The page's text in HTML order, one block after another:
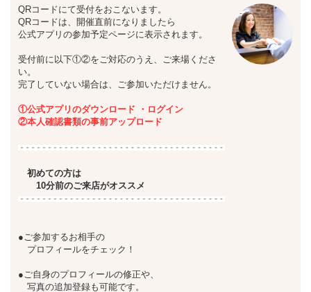
QRコードにて受付をおこないます。
QRコードは、開催直前になりましたら
公式アプリの参加予定ページに表示されます。
受付前に以下①②をご対応のうえ、ご来場くださ
い。
完了していない場合は、ご参加いただけません。
①公式アプリのダウンロード ・ログイン
②本人確認書類の事前アップロード
初めての方は
10分前のご来店がオススメ
●ご参加するお相手の
プロフィールをチェック！
●ご自身のプロフィールの修正や、
写真の追加登録も可能です。